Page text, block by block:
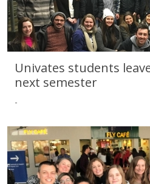
Univates students leave for
Univates students
next semester
-